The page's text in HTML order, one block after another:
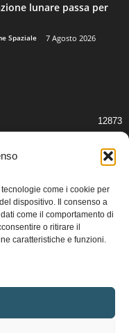
come i cookie per
dispositivo. Il consenso a
come il comportamento di
o ritirare il
caratteristiche e funzioni.
lunare passa per
Spaziale 7 Agosto 2026
12873
2412
riproduzione.